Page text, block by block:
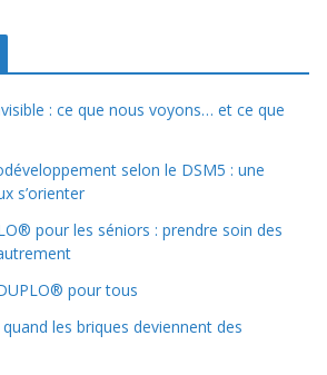
: ce que nous voyons… et ce que
selon le DSM5 : une
s’orienter
pour les séniors : prendre soin des
pour tous
les briques deviennent des